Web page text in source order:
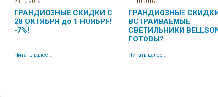
28.10.2016
ГРАНДИОЗНЫЕ СКИДКИ С
28 ОКТЯБРЯ до 1 НОЯБРЯ!
-7%!
Читать далее...
11.10.2016
ГРАНДИОЗНЫЕ
ВСТРАИВАЕМЫЕ
СВЕТИЛЬНИКИ
ГОТОВЫ?
Читать далее...